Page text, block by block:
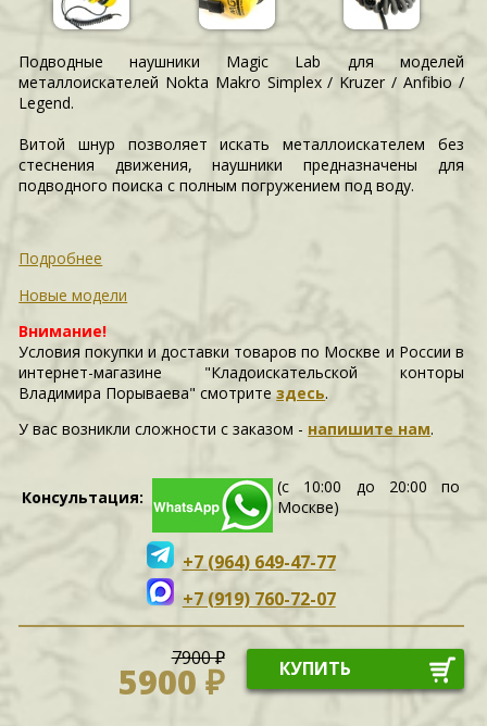
Подводные наушники Magic Lab для моделей
металлоискателей Nokta Makro Simplex / Kruzer / Anfibio /
Legend.
Витой шнур позволяет искать металлоискателем без
стеснения движения, наушники предназначены для
подводного поиска с полным погружением под воду.
Подробнее
Новые модели
Внимание!
Условия покупки и доставки товаров по Москве и России в
интернет-магазине "Кладоискательской конторы
Владимира Порываева" смотритездесь.
У вас возникли сложности c заказом - напишите нам.
Консультация:
(с 10:00 до 20:00 по
Москве)
+7 (964) 649-47-77
+7 (919) 760-72-07
7900 ₽
5900 ₽ КУПИТЬ